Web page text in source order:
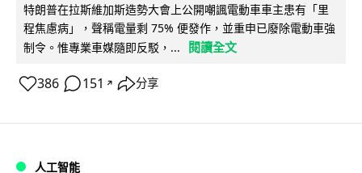
特朗普在拉斯維加斯造勢大會上公開嘲諷電動車車主患有「里
程焦慮病」，聲稱電量剩 75% 便發作，並重申已廢除電動車強
制令。惟專業車媒隨即反駁，...
閱讀全文
386 151 ↗ 分享
人工智能